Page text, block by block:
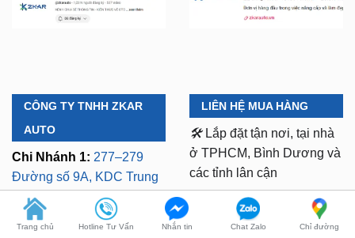
CÔNG TY TNHH ZKAR
AUTO
Chi Nhánh 1: 277–279
Đường số 9A, KDC Trung
Sơn, xã Bình Hưng,
TP.HCM (giáp khu Him
LIÊN HỆ MUA HÀNG
🛠️ Lắp đặt tận nơi, tại nhà
ở TPHCM, Bình Dương và
các tỉnh lân cận
⏱️ 8:30 AM - 18:00 PM (Cả
T7 Và Chủ Nhật)
Trang chủ Hotline Tư Vấn Nhắn tin Chat Zalo Chỉ đường